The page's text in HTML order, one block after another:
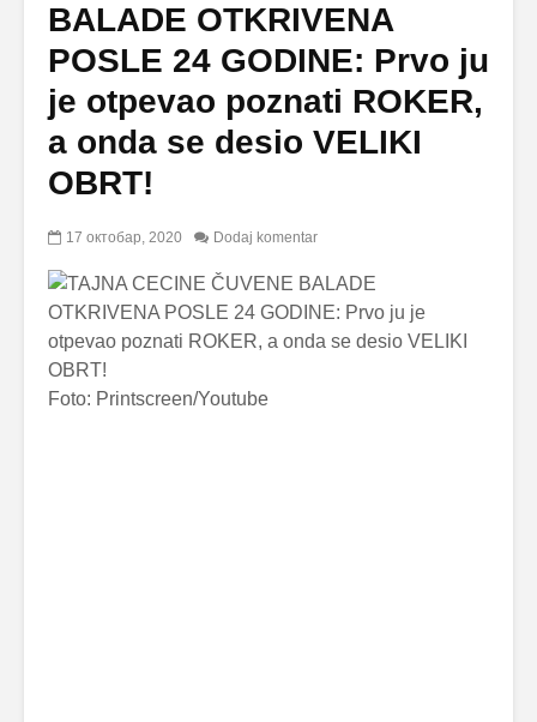
BALADE OTKRIVENA
POSLE 24 GODINE: Prvo ju
je otpevao poznati ROKER,
a onda se desio VELIKI
OBRT!
17 октобар, 2020 Dodaj komentar
Foto: Printscreen/Youtube